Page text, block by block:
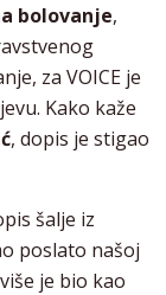
bolovanje,
za VOICE je
Kako kaže
, dopis je stigao
šalje iz
poslato našoj
je bio kao